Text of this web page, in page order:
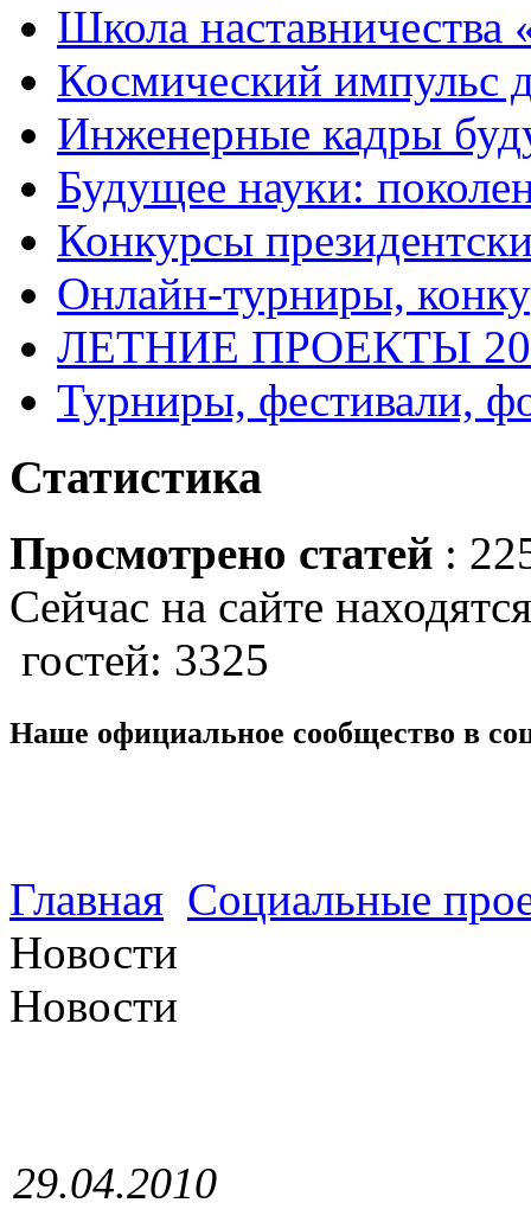
Школа
Космический импульс
Инженерные кадры
Будущее науки:
Конкурсы
Онлайн-турниры,
ЛЕТНИЕ ПРОЕКТЫ
Турниры, фестивали,
Статистика
Просмотрено статей :
Сейчас на сайте
гостей: 3325
Наше официальное сообщество в
Главная Социальные
Новости
Новости
29.04.2010